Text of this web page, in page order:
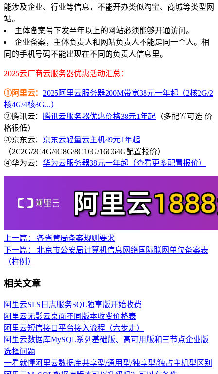
能涉及企业、行业等信息，不能开办类似淘宝、商城等类型网
站。
主体备案号下发半年以上的网站必须能够开通访问。
企业备案，主体负责人和网站负责人不能是同一个人。相
同的手机号码不能出现在不同的负责人信息里。
2025云厂商云服务器优惠活动汇总：
①阿里云： 2025阿里云服务器200M带宽38元一年起（2核2G/2
核4G/4核8G...）
②腾讯云： 腾讯云服务器优惠价格38元1年起 （多配置可选 价
格很低）
③京东云： 京东云轻量云主机49元1年起
（2C2G/2C4G/4C8G/8C16G/16C64G配置报价）
④华为云： 华为云服务器38元一年起（查看更多配置报价）
上一篇：
各省管局备案规则要求
下一篇：
北京市公安局计算机信息网络国际联网单位备案表
（样例）
相关文章
阿里云SLS日志服务SQL独享版开始收费
阿里云无影云桌面不同版本收费价格表
阿里云短信接口平台接入流程（六步走）
阿里云数据库MySQL系列基础版、高可用版和三节点企业版
选择问题
一看就懂阿里云数据库共享型/通用型/独享型/独占主机型区别